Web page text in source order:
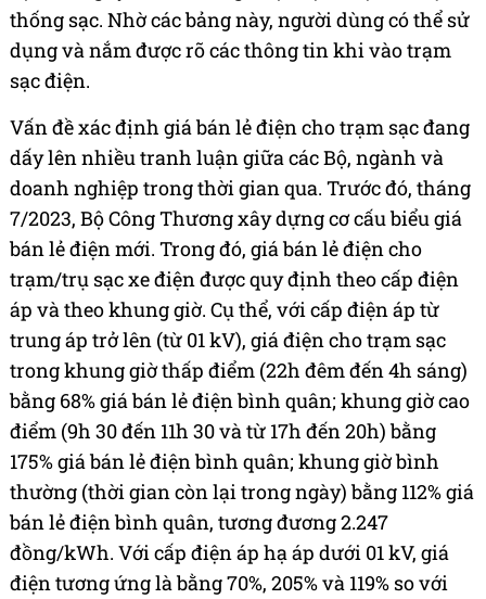
thống sạc. Nhờ các bảng này, người dùng có thể sử
dụng và nắm được rõ các thông tin khi vào trạm
sạc điện.
Vấn đề xác định giá bán lẻ điện cho trạm sạc đang
dấy lên nhiều tranh luận giữa các Bộ, ngành và
doanh nghiệp trong thời gian qua. Trước đó, tháng
7/2023, Bộ Công Thương xây dựng cơ cấu biểu giá
bán lẻ điện mới. Trong đó, giá bán lẻ điện cho
trạm/trụ sạc xe điện được quy định theo cấp điện
áp và theo khung giờ. Cụ thể, với cấp điện áp từ
trung áp trở lên (từ 01 kV), giá điện cho trạm sạc
trong khung giờ thấp điểm (22h đêm đến 4h sáng)
bằng 68% giá bán lẻ điện bình quân; khung giờ cao
điểm (9h 30 đến 11h 30 và từ 17h đến 20h) bằng
175% giá bán lẻ điện bình quân; khung giờ bình
thường (thời gian còn lại trong ngày) bằng 112% giá
bán lẻ điện bình quân, tương đương 2.247
đồng/kWh. Với cấp điện áp hạ áp dưới 01 kV, giá
điện tương ứng là bằng 70%, 205% và 119% so với